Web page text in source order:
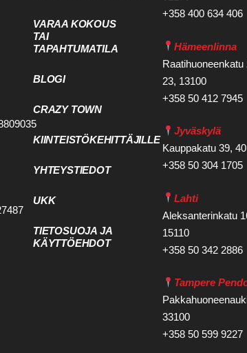
VARAA KOKOUS
TAI
TAPAHTUMATILA
BLOGI
CRAZY TOWN
KIINTEISTÖKEHITTÄJILLE
YHTEYSTIEDOT
UKK
TIETOSUOJA JA
KÄYTTÖEHDOT
+358 400 634 406
Hämeenlinna
Raatihuoneenkatu
23, 13100
+358 50 412 7945
Jyväskylä
Kauppakatu 39,
+358 50 304 1705
Lahti
Aleksanterinkatu
15110
+358 50 342 2886
Tampere
33100
+358 50 599 9227